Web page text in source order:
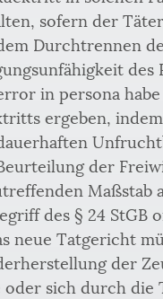
sofern der
Durchtrennen
in persona
ergeben,
der
Maßstab
des § 24 StGB
neue Tatgericht
der
oder sich durch die